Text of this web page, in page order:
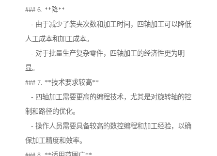
### 6. **降**
- 由于减少了装夹次数和加工时间，四轴加工可以降低
人工成本和加工成本。
- 对于批量生产复杂零件，四轴加工的经济性更为明
显。
### 7. **技术要求较高**
- 四轴加工需要更高的编程技术，尤其是对旋转轴的控
制和路径的优化。
- 操作人员需要具备较高的数控编程和加工经验，以确
保加工精度和效率。